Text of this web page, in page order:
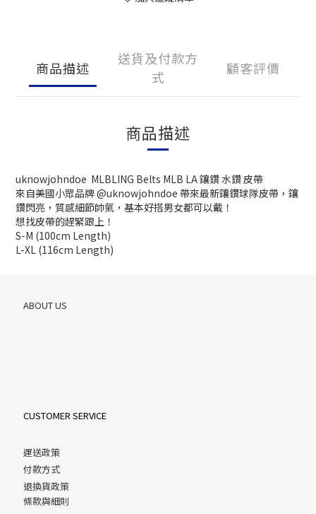
商品描述
送貨及付款方
式
顧客評價
商品描述
uknowjohndoe MLBLING Belts MLB LA 鑲鑽 水鑽 皮帶
來自美國小眾品牌 @uknowjohndoe 帶來最新鑲鑽球隊皮帶，鑲
鑽閃亮，質感細節帥氣，基本好搭男女都可以戴！
想找皮帶的趕緊跟上！
S-M (100cm Length)
L-XL (116cm Length)
ABOUT US
CUSTOMER SERVICE
運送政策
付款方式
退換貨政策
條款與細則